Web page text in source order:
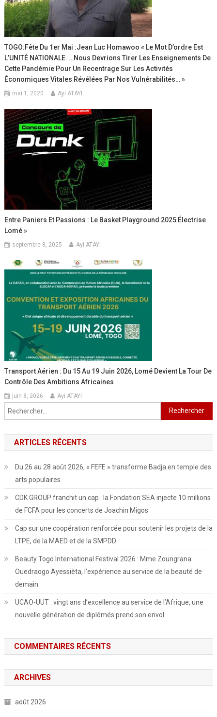
TOGO:Fête Du 1er Mai :Jean Luc Homawoo « Le Mot D’ordre Est
L’UNITÉ NATIONALE. …Nous Devrions Tirer Les Enseignements De
Cette Pandémie Pour Un Recentrage Sur Les Activités
Économiques Vitales Révélées Par Nos Vulnérabilités… »
mai 1, 2020 Ayi ATAYI
Entre Paniers Et Passions : Le Basket Playground 2025 Électrise
Lomé »
septembre 8, 2025 Ayi ATAYI
Transport Aérien : Du 15 Au 19 Juin 2026, Lomé Devient La Tour De
Contrôle Des Ambitions Africaines
juin 8, 2026 Ayi ATAYI
Rechercher :
ARTICLES RÉCENTS
Du 26 au 28 août 2026, « FEFE » transforme Badja en temple des
arts populaires
CDK GROUP franchit un cap : la Fondation SEA injecte 10 millions
de FCFA pour les concerts de Joachin Migos
Cap sur une coopération renforcée pour soutenir les projets de la
LTPE, de la MAED et de la SMPDD
Beauty Togo International Festival 2026 : Mme Zoungrana
Ouedraogo Ayessièta, l’expérience au service de la beauté de
demain
UCAO-UUT : vingt ans d’excellence au service de l’Afrique, une
nouvelle génération de diplômés prend son envol
COMMENTAIRES RÉCENTS
ARCHIVES
août 2026